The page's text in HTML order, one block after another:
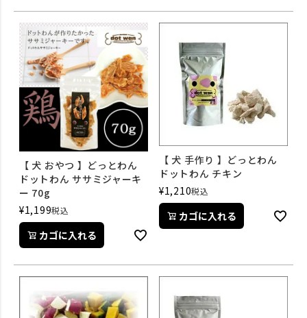
【 犬 おやつ 】どっとわん
ドットわん ササミジャーキ
ー 70g
¥1,199税込
カゴに入れる
【 犬 手作り 】どっとわん
ドットわん チキン
¥1,210税込
カゴに入れる